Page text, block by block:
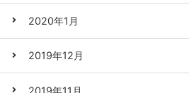
2020年1月
2019年12月
2019年11月